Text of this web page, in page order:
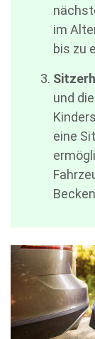
im
bis zu
und
eine